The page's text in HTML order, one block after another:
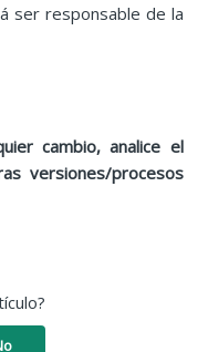
ser responsable de la
cambio, analice el
versiones/procesos